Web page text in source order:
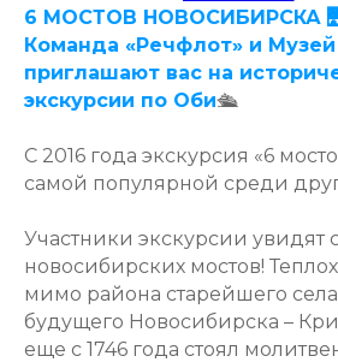
6 МОСТОВ НОВОСИБИРСКА
Команда «Речфлот» и
приглашают вас на
экскурсии по Оби🛳️
С 2016 года экскурсия «6
самой популярной среди
Участники экскурсии увидят
новосибирских мостов!
мимо района старейшего села
будущего Новосибирска –
еще с 1746 года стоял